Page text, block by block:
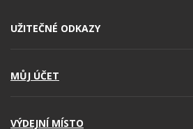
UŽITEČNÉ ODKAZY
MŮJ ÚČET
VÝDEJNÍ MÍSTO